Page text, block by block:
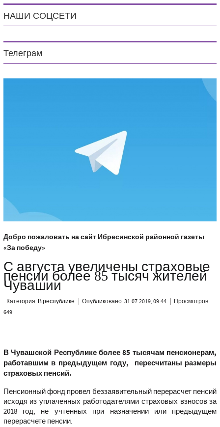
НАШИ СОЦСЕТИ
Телеграм
Добро пожаловать на сайт Ибресинской районной газеты
«За победу»
С августа увеличены страховые
пенсии более 85 тысяч жителей
Чувашии
Категория: В республике Опубликовано: 31.07.2019, 09:44
Просмотров:
649
В Чувашской Республике более 85 тысячам пенсионерам,
работавшим в предыдущем году, пересчитаны размеры
страховых пенсий.
Пенсионный фонд провел беззаявительный перерасчет пенсий
исходя из уплаченных работодателями страховых взносов за
2018 год, не учтенных при назначении или предыдущем
перерасчете пенсии.